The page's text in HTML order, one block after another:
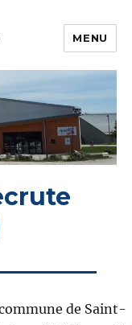
MENU
de Saint-